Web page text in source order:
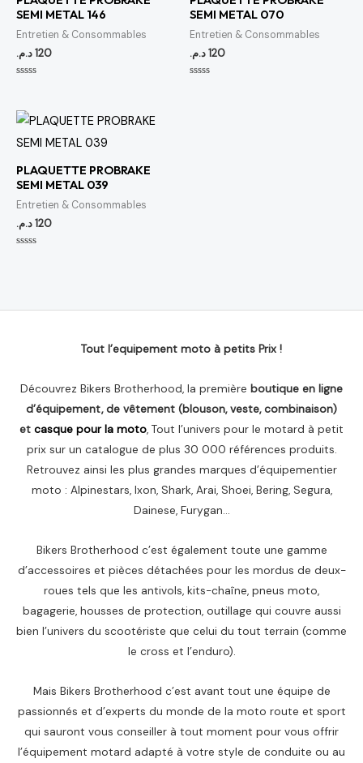
SEMI METAL 146
Entretien & Consommables
120د.م.
5
SEMI METAL 070
Entretien & Consommables
120د.م.
PLAQUETTE PROBRAKE
SEMI METAL 039
Entretien & Consommables
120د.م.
Tout l’equipement moto à petits Prix !
Découvrez Bikers Brotherhood, la première boutique en ligne
d’équipement, de vêtement (blouson, veste, combinaison)
et casque pour la moto, Tout l’univers pour le motard à petit
prix sur un catalogue de plus 30 000 références produits.
Retrouvez ainsi les plus grandes marques d’équipementier
moto : Alpinestars, Ixon, Shark, Arai, Shoei, Bering, Segura,
Dainese, Furygan…
Bikers Brotherhood c’est également toute une gamme
d’accessoires et pièces détachées pour les mordus de deux-
roues tels que les antivols, kits-chaîne, pneus moto,
bagagerie, housses de protection, outillage qui couvre aussi
bien l’univers du scootériste que celui du tout terrain (comme
le cross et l’enduro).
Mais Bikers Brotherhood c’est avant tout une équipe de
passionnés et d’experts du monde de la moto route et sport
qui sauront vous conseiller à tout moment pour vous offrir
l’équipement motard adapté à votre style de conduite ou au